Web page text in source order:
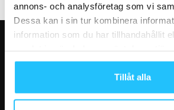
annons- och analysföretag som vi
Dessa kan i sin tur kombinera
information som du har tillhandahållit
Tillåt alla
VÅRA FAVORITER
Nike satsar på
2026-08-07